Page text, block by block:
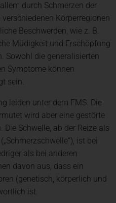
durch Schmerzen der
Körperregionen
Beschwerden, wie z. B.
Müdigkeit und Erschöpfung
Sowohl die generalisierten
Symptome können
sein.
leiden unter dem FMS. Die
wird aber eine gestörte
Schwelle, ab der Reize als
ist bei
als bei anderen
davon aus, dass ein
(genetisch, körperlich und
ist.